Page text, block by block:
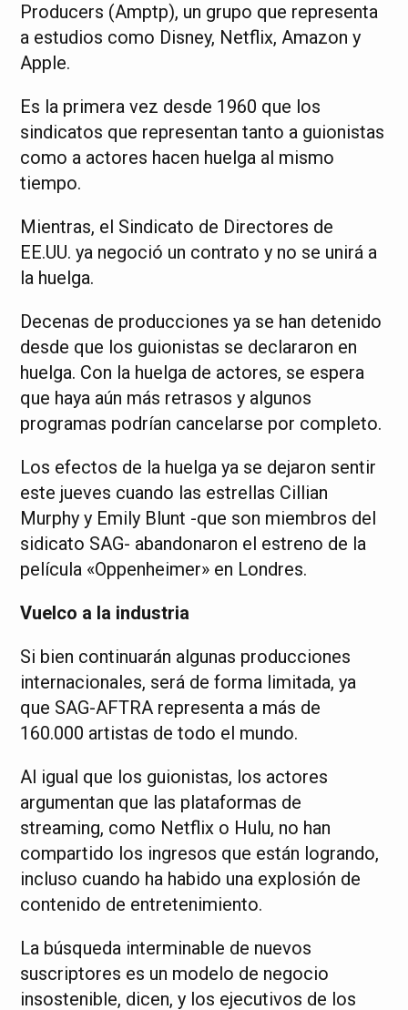
Producers (Amptp), un grupo que representa
a estudios como Disney, Netflix, Amazon y
Apple.
Es la primera vez desde 1960 que los
sindicatos que representan tanto a guionistas
como a actores hacen huelga al mismo
tiempo.
Mientras, el Sindicato de Directores de
EE.UU. ya negoció un contrato y no se unirá a
la huelga.
Decenas de producciones ya se han detenido
desde que los guionistas se declararon en
huelga. Con la huelga de actores, se espera
que haya aún más retrasos y algunos
programas podrían cancelarse por completo.
Los efectos de la huelga ya se dejaron sentir
este jueves cuando las estrellas Cillian
Murphy y Emily Blunt -que son miembros del
sidicato SAG- abandonaron el estreno de la
película «Oppenheimer» en Londres.
Vuelco a la industria
Si bien continuarán algunas producciones
internacionales, será de forma limitada, ya
que SAG-AFTRA representa a más de
160.000 artistas de todo el mundo.
Al igual que los guionistas, los actores
argumentan que las plataformas de
streaming, como Netflix o Hulu, no han
compartido los ingresos que están logrando,
incluso cuando ha habido una explosión de
contenido de entretenimiento.
La búsqueda interminable de nuevos
suscriptores es un modelo de negocio
insostenible, dicen, y los ejecutivos de los